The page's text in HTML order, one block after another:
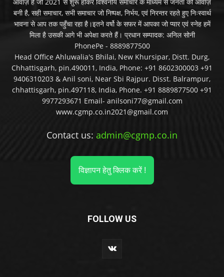
बनी है, सही समाचार, सभी समाचार जो निष्पक्ष, निर्भय, एवं निरन्तर रहते हुए निःस्वार्थ
भावना से आप तक पहुँचा रहा है।इतने वर्षो के सफर में आपका जो प्यार एवं स्नेह हमें
मिला है उसकी आगे भी अपेक्षा करते हैं। प्रधान सम्पादक: अनिल सोनी
PhonePe - 8889877500
Head Office Ahluwalia's Bhilai, New Khursipar, Distt. Durg,
Chhattisgarh, pin.490011, India, Phone: +91 8602300003 +91
9406310203 & Anil soni, Near Sbi Rajpur. Disst. Balrampur,
chhattisgarh, pin.497118, India, Phone. +91 8889877500 +91
9977293671 Email- anilsoni77@gmail.com
www.cgmp.co.in2021@gmail.com
Contact us: admin@cgmp.co.in
विज्ञापन हेतु क्लिक करें !
FOLLOW US